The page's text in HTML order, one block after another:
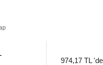
974,17 TL